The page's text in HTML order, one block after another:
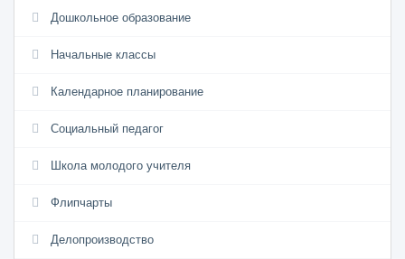
Дошкольное образование
Начальные классы
Календарное планирование
Социальный педагог
Школа молодого учителя
Флипчарты
Делопроизводство